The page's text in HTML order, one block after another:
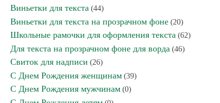
Виньетки для текста (44)
Виньетки для текста на прозрачном фоне (20)
Школьные рамочки для оформления текста (62)
Для текста на прозрачном фоне для ворда (46)
Свиток для надписи (26)
С Днем Рождения женщинам (39)
С Днем Рождения мужчинам (0)